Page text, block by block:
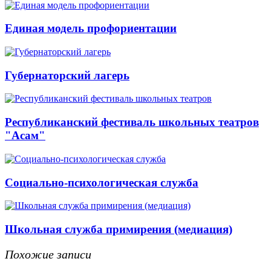
Единая модель профориентации
Губернаторский лагерь
Республиканский фестиваль школьных театров
"Асам"
Социально-психологическая служба
Школьная служба примирения (медиация)
Похожие записи